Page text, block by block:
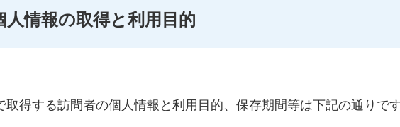
人情報の取得と利用目的
取得する訪問者の個人情報と利用目的、保存期間等は下記の通りで